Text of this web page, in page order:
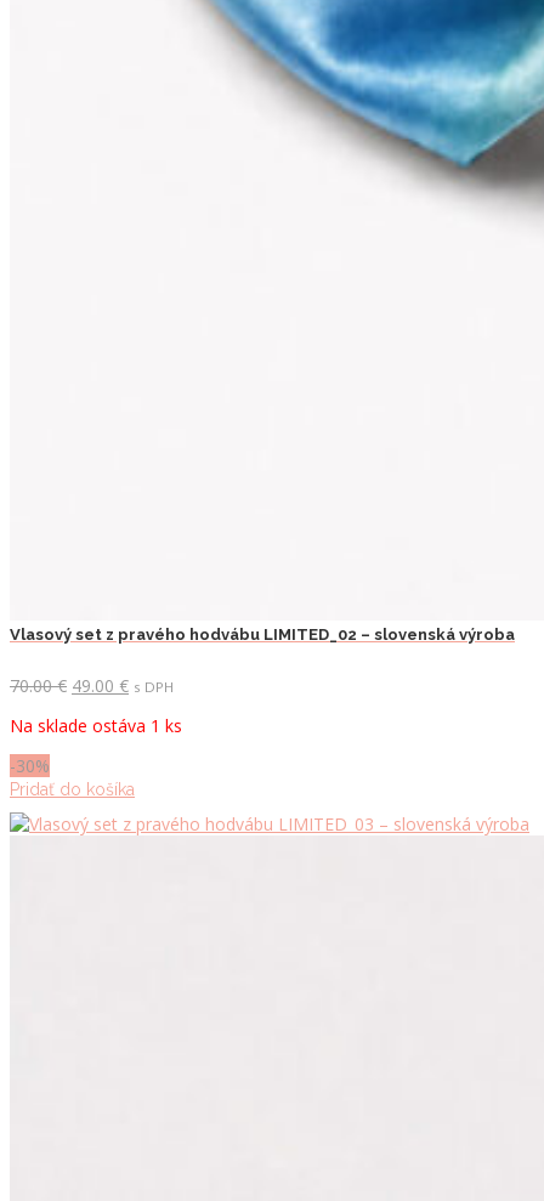
Vlasový set z pravého hodvábu LIMITED_02 – slovenská výroba
70.00€ Pôvodná
bola:
49.00 €Aktuálna
je:
s DPH
Na sklade ostáva 1 ks
-30%
Pridať do košíka